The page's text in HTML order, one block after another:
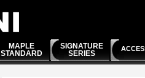
MAPLE
STANDARD
SIGNATURE
SERIES